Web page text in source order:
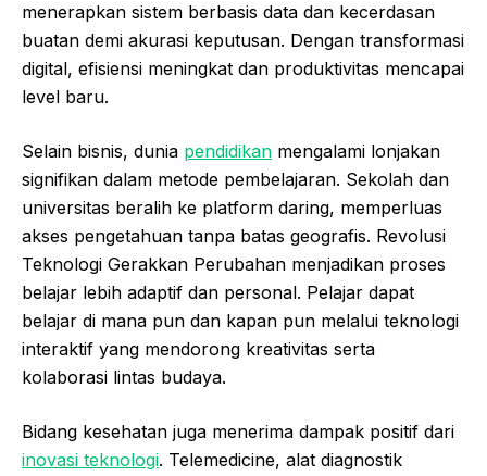
menerapkan sistem berbasis data dan kecerdasan
buatan demi akurasi keputusan. Dengan transformasi
digital, efisiensi meningkat dan produktivitas mencapai
level baru.
Selain bisnis, dunia pendidikan mengalami lonjakan
signifikan dalam metode pembelajaran. Sekolah dan
universitas beralih ke platform daring, memperluas
akses pengetahuan tanpa batas geografis. Revolusi
Teknologi Gerakkan Perubahan menjadikan proses
belajar lebih adaptif dan personal. Pelajar dapat
belajar di mana pun dan kapan pun melalui teknologi
interaktif yang mendorong kreativitas serta
kolaborasi lintas budaya.
Bidang kesehatan juga menerima dampak positif dari
inovasi teknologi. Telemedicine, alat diagnostik